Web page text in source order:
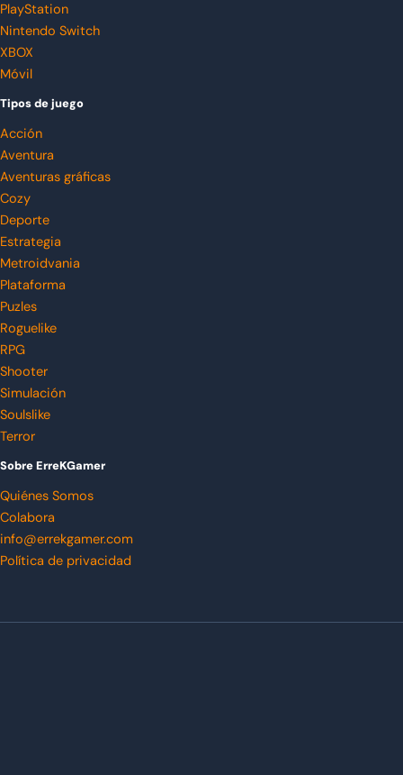
PlayStation
Nintendo Switch
XBOX
Móvil
Tipos de juego
Acción
Aventura
Aventuras gráficas
Cozy
Deporte
Estrategia
Metroidvania
Plataforma
Puzles
Roguelike
RPG
Shooter
Simulación
Soulslike
Terror
Sobre ErreKGamer
Quiénes Somos
Colabora
info@errekgamer.com
Política de privacidad